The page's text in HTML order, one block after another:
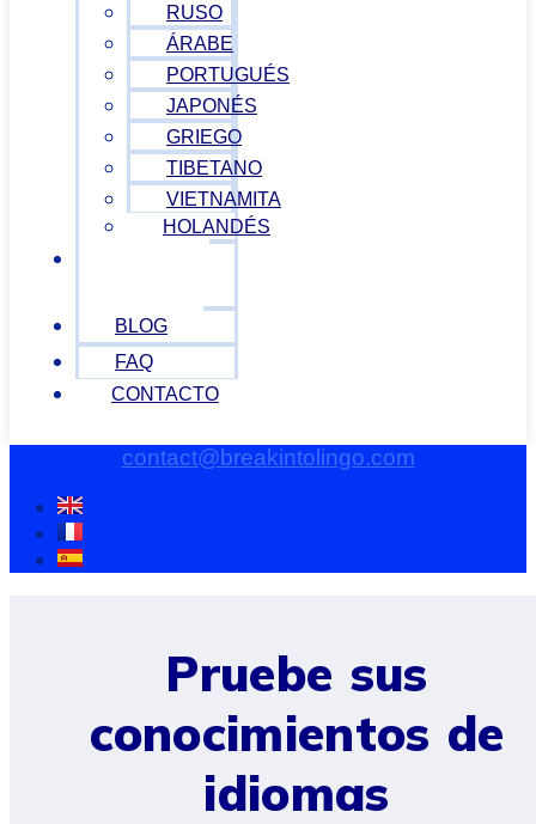
RUSO
ÁRABE
PORTUGUÉS
JAPONÉS
GRIEGO
TIBETANO
VIETNAMITA
HOLANDÉS
BLOG
FAQ
CONTACTO
contact@breakintolingo.com
Pruebe sus
conocimientos de
idiomas